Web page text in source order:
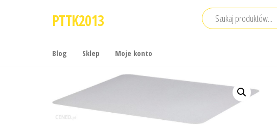
PTTK2013
Blog Sklep Moje konto